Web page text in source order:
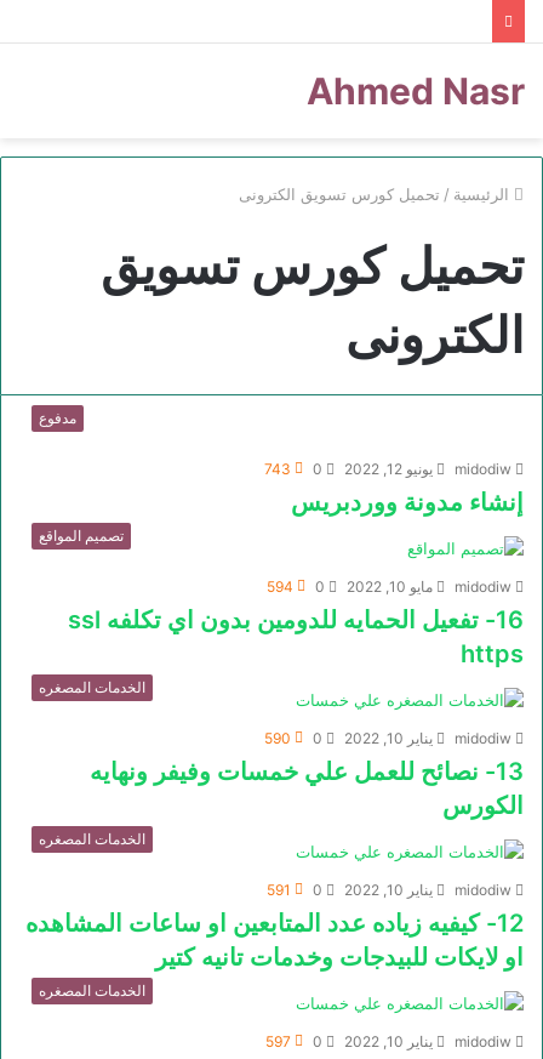
Ahmed Nasr
الرئيسية / تحميل كورس تسويق الكترونى
تحميل كورس تسويق
الكترونى
مدفوع
midodiw يونيو 12, 2022 0
743
إنشاء مدونة ووردبريس
تصميم المواقع
midodiw مايو 10, 2022 0
594
16- تفعيل الحمايه للدومين بدون اي تكلفه ssl
https
الخدمات المصغره
midodiw يناير 10, 2022 0
590
13- نصائح للعمل علي خمسات وفيفر ونهايه
الكورس
الخدمات المصغره
midodiw يناير 10, 2022 0
591
12- كيفيه زياده عدد المتابعين او ساعات المشاهده
او لايكات للبيدجات وخدمات تانيه كتير
الخدمات المصغره
midodiw يناير 10, 2022 0
597